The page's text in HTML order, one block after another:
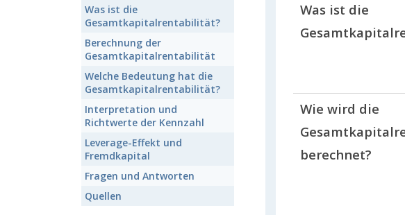
Was ist die
Gesamtkapitalrentabilität?
Berechnung der
Gesamtkapitalrentabilität
Welche Bedeutung hat die
Gesamtkapitalrentabilität?
Interpretation und
Richtwerte der Kennzahl
Leverage-Effekt und
Fremdkapital
Fragen und Antworten
Quellen
Was ist die
Wie wird die
berechnet?